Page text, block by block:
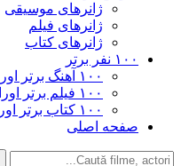
ژانرهای موسیقی
ژانرهای فیلم
ژانرهای کتاب
۱۰۰ نفر برتر
۱۰۰ آهنگ برتر اوراسیا
۱۰۰ فیلم برتر اوراسیا
۱۰۰ کتاب برتر اوراسیا
صفحه اصلی